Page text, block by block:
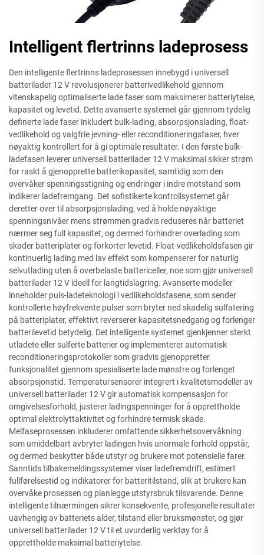
Intelligent flertrinns ladeprosess
Den intelligente flertrinns ladeprosessen innebygd i universell
batterilader 12 V revolusjonerer batterivedlikehold gjennom
vitenskapelig optimaliserte lade faser som maksimerer batteriytelse,
kapasitet og levetid. Dette avanserte systemet går gjennom tydelig
definerte lade faser inkludert bulk-lading, absorpsjonslading, float-
vedlikehold og valgfrie jevning- eller reconditioneringsfaser, hver
nøyaktig kontrollert for å gi optimale resultater. I den første bulk-
ladefasen leverer universell batterilader 12 V maksimal sikker strøm
for raskt å gjenopprette batterikapasitet, samtidig som den
overvåker spenningsstigning og endringer i indre motstand som
indikerer ladefremgang. Det sofistikerte kontrollsystemet går
deretter over til absorpsjonslading, ved å holde nøyaktige
spenningsnivåer mens strømmen gradvis reduseres når batteriet
nærmer seg full kapasitet, og dermed forhindrer overlading som
skader batteriplater og forkorter levetid. Float-vedlikeholdsfasen gir
kontinuerlig lading med lav effekt som kompenserer for naturlig
selvutlading uten å overbelaste battericeller, noe som gjør universell
batterilader 12 V ideell for langtidslagring. Avanserte modeller
inneholder puls-ladeteknologi i vedlikeholdsfasene, som sender
kontrollerte høyfrekvente pulser som bryter ned skadelig sulfatering
på batteriplater, effektivt reverserer kapasitetsnedgang og forlenger
batterilevetid betydelig. Det intelligente systemet gjenkjenner sterkt
utladete eller sulferte batterier og implementerer automatisk
reconditioneringsprotokoller som gradvis gjenoppretter
funksjonalitet gjennom spesialiserte lade mønstre og forlenget
absorpsjonstid. Temperatursensorer integrert i kvalitetsmodeller av
universell batterilader 12 V gir automatisk kompensasjon for
omgivelsesforhold, justerer ladingspenninger for å opprettholde
optimal elektrolyttaktivitet og forhindre termisk skade.
Melfaseprosessen inkluderer omfattende sikkerhetsovervåkning
som umiddelbart avbryter ladingen hvis unormale forhold oppstår,
og dermed beskytter både utstyr og brukere mot potensielle farer.
Sanntids tilbakemeldingssystemer viser ladefremdrift, estimert
fullførelsestid og indikatorer for batteritilstand, slik at brukere kan
overvåke prosessen og planlegge utstyrsbruk tilsvarende. Denne
intelligente tilnærmingen sikrer konsekvente, profesjonelle resultater
uavhengig av batteriets alder, tilstand eller bruksmønster, og gjør
universell batterilader 12 V til et uvurderlig verktøy for å
opprettholde maksimal batteriytelse.